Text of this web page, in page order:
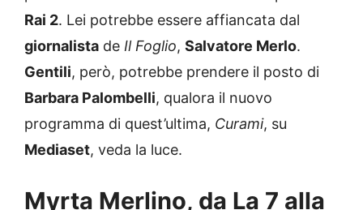
Rai 2 . Lei potrebbe essere affiancata dal
giornalista
de Il Foglio Salvatore Merlo
Gentili , però, potrebbe prendere il posto di
Barbara Palombelli , qualora il nuovo
programma di quest’ultima,
Curami, su
Mediaset , veda la luce.
Myrta Merlino, da La 7 alla